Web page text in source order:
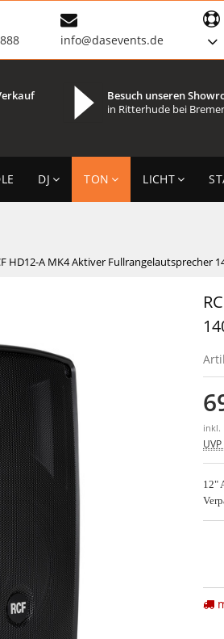
info@dasevents.de
Besuch unseren
in Ritterhude bei
DJ TON LICHT
HD12-A MK4 Aktiver Fullrangelautsprecher
inkl.
12"